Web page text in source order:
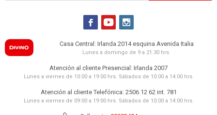
  
Casa Central: Irlanda 2014 esquina Avenida Italia
Lunes a domingo de 9 a 21:30 hrs.
Atención al cliente Presencial: Irlanda 2007
Lunes a viernes de 10:00 a 19:00 hrs. Sábados de 10:00 a 14:00 hrs.
Atención al cliente Telefónica: 2506 12 62 int. 781
Lunes a viernes de 09:00 a 19:00 hrs. Sábados de 10:00 a 14:00 hrs.